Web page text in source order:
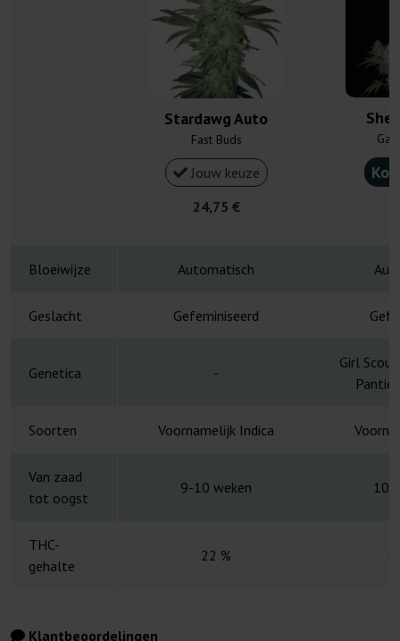
Stardawg Auto
Fast Buds
Jouw keuze
24,75 €
Bloeiwijze Automatisch
Geslacht Gefeminiseerd
Genetica -
Girl
Soorten Voornamelijk Indica
Van zaad
tot oogst
9-10 weken 10-
THC-
gehalte
22 %
Klantbeoordelingen